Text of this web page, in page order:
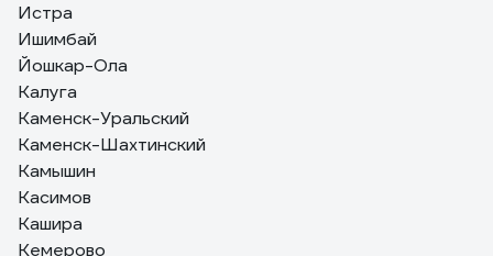
Истра
Ишимбай
Йошкар-Ола
Калуга
Каменск-Уральский
Каменск-Шахтинский
Камышин
Касимов
Кашира
Кемерово